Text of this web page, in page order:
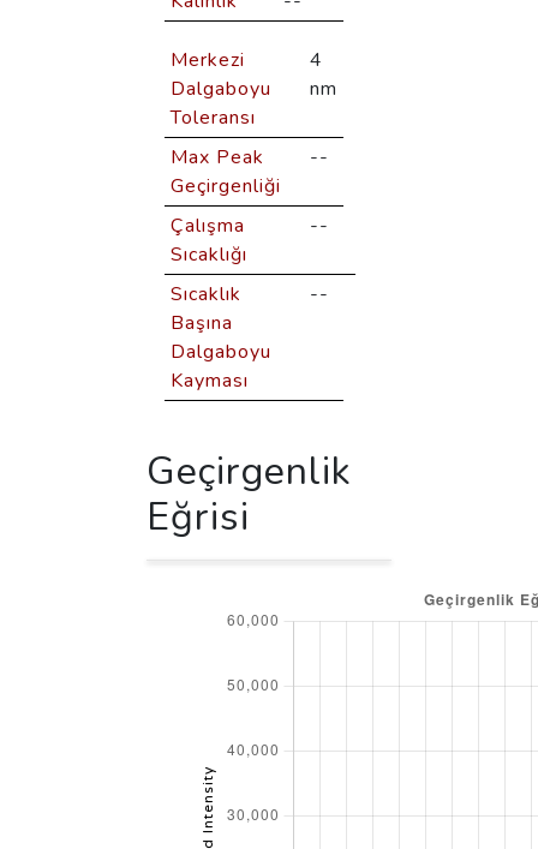
Merkezi
Dalgaboyu
Toleransı
4
nm
Max Peak
Geçirgenliği
--
Çalışma
Sıcaklığı
--
Sıcaklık
Başına
Dalgaboyu
Kayması
--
Geçirgenlik
Eğrisi